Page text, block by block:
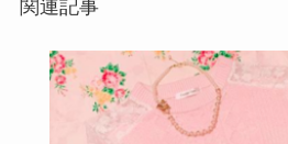
関連記事